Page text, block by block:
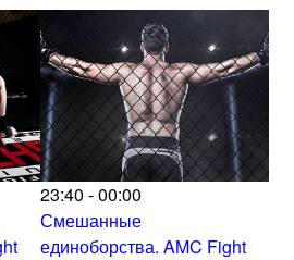
23:40 - 00:00
Смешанные
единоборства. AMC Fight